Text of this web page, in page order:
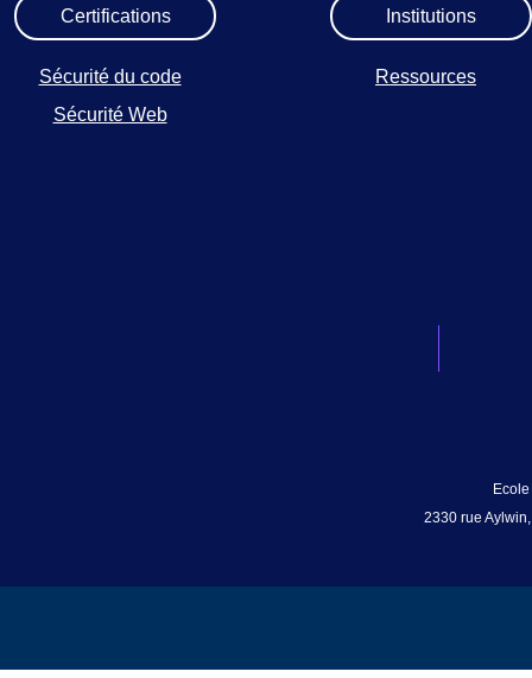
Certifications
Sécurité du code
Sécurité Web
Institutions
Ressources
2330 rue